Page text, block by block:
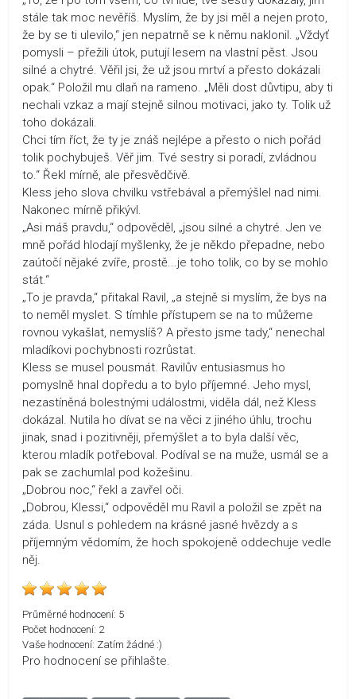
stále tak moc nevěříš. Myslím, že by jsi měl a nejen proto,
že by se ti ulevilo,“ jen nepatrně se k němu naklonil. „Vždyť
pomysli – přežili útok, putují lesem na vlastní pěst. Jsou
silné a chytré. Věřil jsi, že už jsou mrtví a přesto dokázali
opak.“ Položil mu dlaň na rameno. „Měli dost důvtipu, aby ti
nechali vzkaz a mají stejně silnou motivaci, jako ty. Tolik už
toho dokázali.
Chci tím říct, že ty je znáš nejlépe a přesto o nich pořád
tolik pochybuješ. Věř jim. Tvé sestry si poradí, zvládnou
to.“ Řekl mírně, ale přesvědčivě.
Kless jeho slova chvilku vstřebával a přemýšlel nad nimi.
Nakonec mírně přikývl.
„Asi máš pravdu,“ odpověděl, „jsou silné a chytré. Jen ve
mně pořád hlodají myšlenky, že je někdo přepadne, nebo
zaútočí nějaké zvíře, prostě...je toho tolik, co by se mohlo
stát.“
„To je pravda,“ přitakal Ravil, „a stejně si myslím, že bys na
to neměl myslet. S tímhle přístupem se na to můžeme
rovnou vykašlat, nemyslíš? A přesto jsme tady,“ nenechal
mladíkovi pochybnosti rozrůstat.
Kless se musel pousmát. Ravilův entusiasmus ho
pomyslně hnal dopředu a to bylo příjemné. Jeho mysl,
nezastíněná bolestnými událostmi, viděla dál, než Kless
dokázal. Nutila ho dívat se na věci z jiného úhlu, trochu
jinak, snad i pozitivněji, přemýšlet a to byla další věc,
kterou mladík potřeboval. Podíval se na muže, usmál se a
pak se zachumlal pod kožešinu.
„Dobrou noc,“ řekl a zavřel oči.
„Dobrou, Klessi,“ odpověděl mu Ravil a položil se zpět na
záda. Usnul s pohledem na krásné jasné hvězdy a s
příjemným vědomím, že hoch spokojeně oddechuje vedle
něj.
Průměrné hodnocení: 5
Počet hodnocení: 2
Vaše hodnocení: Zatím žádné :)
Pro hodnocení se přihlašte.